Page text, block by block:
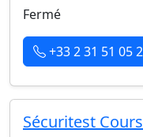
Fermé
+33 2 31 51 05
Sécuritest